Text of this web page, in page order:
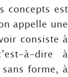
concepts est
appelle une
consiste à
à-dire à
forme, à